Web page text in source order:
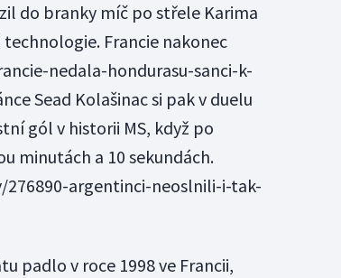
do branky míč po střele Karima
technologie. Francie nakonec
nedala-hondurasu-sanci-k-
Sead Kolašinac si pak v duelu
gól v historii MS, když po
minutách a 10 sekundách.
argentinci-neoslnili-i-tak-
padlo v roce 1998 ve Francii,